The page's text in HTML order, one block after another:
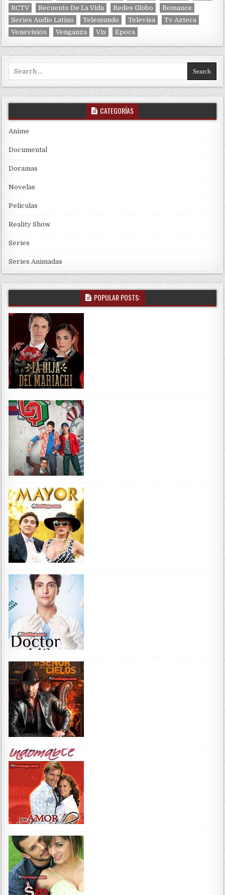
RCTV Recuento De La Vida Redes Globo
Romance
Series Audio Latino
Telemundo Televisa
Tv Azteca
Venevisión
Venganza Vix Época
Search for:
CATEGORÍAS
Anime
Documental
Doramas
Novelas
Películas
Reality Show
Series
Series Animadas
POPULAR POSTS: